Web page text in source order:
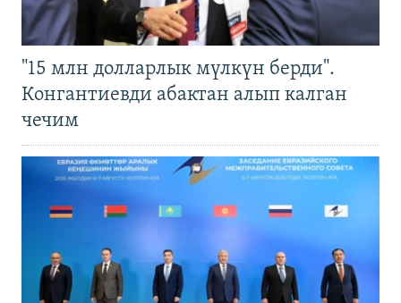
"15 млн долларлык мүлкүн берди".
Конгантиевди абактан алып калган
чечим